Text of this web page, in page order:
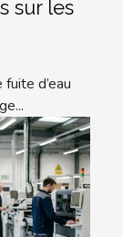
sur les
d’eau